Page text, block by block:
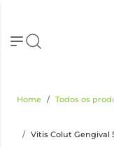
Home Todos os
Vitis Colut Gengival